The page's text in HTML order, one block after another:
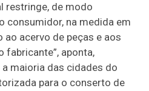
restringe, de modo
consumidor, na medida em
ao acervo de peças e aos
aponta,
maioria das cidades do
para o conserto de